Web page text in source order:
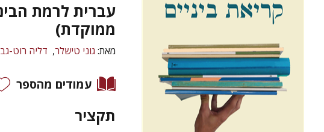
עברית לרמת
ממוקדת)
מאת: גוני טישלר דליה רוט-
עמודים מהספר
תקציר